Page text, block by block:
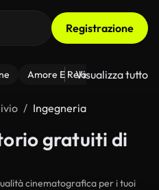
Registrazione
Amore E Relazioni Il
Visualizza tutto
Ingegneria
gratuiti di
cinematografica per i tuoi